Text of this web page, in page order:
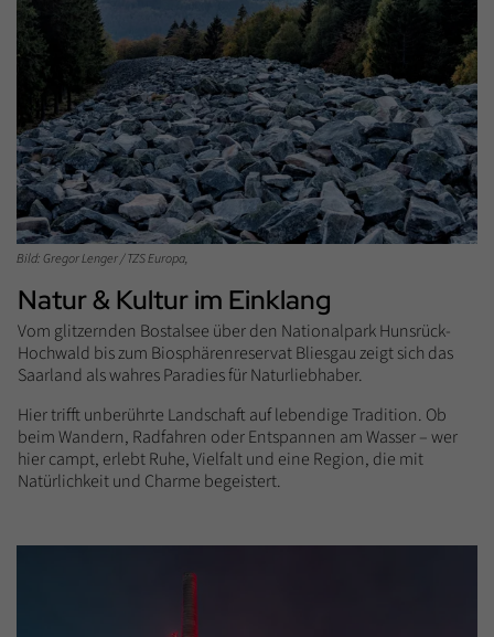
Bild: Gregor Lenger / TZS Europa,
Natur & Kultur im Einklang
Vom glitzernden Bostalsee über den Nationalpark Hunsrück-
Hochwald bis zum Biosphärenreservat Bliesgau zeigt sich das
Saarland als wahres Paradies für Naturliebhaber.
Hier trifft unberührte Landschaft auf lebendige Tradition. Ob
beim Wandern, Radfahren oder Entspannen am Wasser – wer
hier campt, erlebt Ruhe, Vielfalt und eine Region, die mit
Natürlichkeit und Charme begeistert.